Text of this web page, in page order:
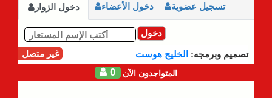
دخول الزوار دخول الأعضاء تسجيل عضوية
دخول
غير متصل
تصميم وبرمجه: الخليج هوست
0 المتواجدون الآن